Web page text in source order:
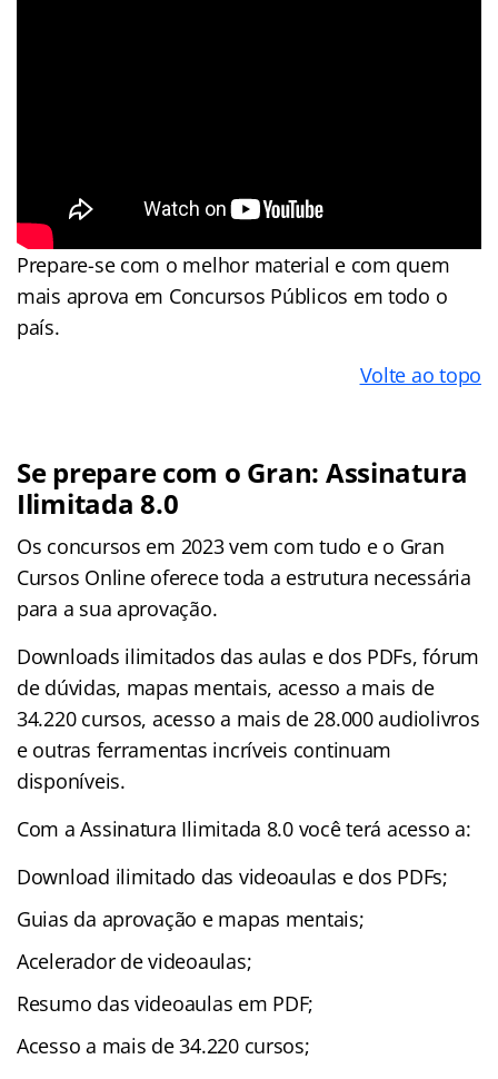
Prepare-se com o melhor material e com quem
mais aprova em Concursos Públicos em todo o
país.
Volte ao topo
Se prepare com o Gran: Assinatura
Ilimitada 8.0
Os concursos em 2023 vem com tudo e o Gran
Cursos Online oferece toda a estrutura necessária
para a sua aprovação.
Downloads ilimitados das aulas e dos PDFs, fórum
de dúvidas, mapas mentais, acesso a mais de
34.220 cursos, acesso a mais de 28.000 audiolivros
e outras ferramentas incríveis continuam
disponíveis.
Com a Assinatura Ilimitada 8.0 você terá acesso a:
Download ilimitado das videoaulas e dos PDFs;
Guias da aprovação e mapas mentais;
Acelerador de videoaulas;
Resumo das videoaulas em PDF;
Acesso a mais de 34.220 cursos;